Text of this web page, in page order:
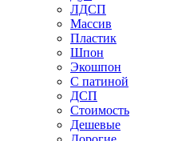
ЛДСП
Массив
Пластик
Шпон
Экошпон
С патиной
ДСП
Стоимость
Дешевые